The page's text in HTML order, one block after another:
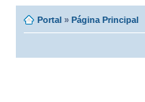
Portal » Página Principal